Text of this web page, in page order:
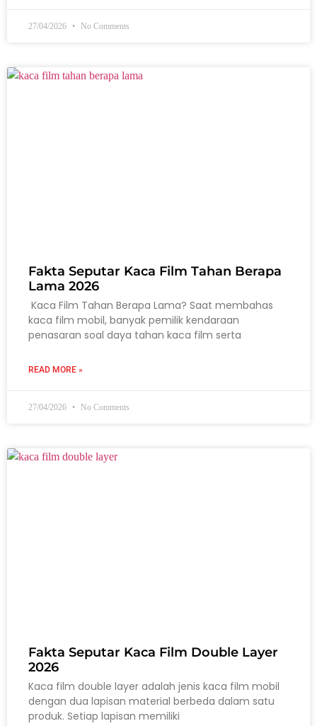
27/04/2026 No Comments
Fakta Seputar Kaca Film Tahan Berapa
Lama 2026
Kaca Film Tahan Berapa Lama? Saat membahas
kaca film mobil, banyak pemilik kendaraan
penasaran soal daya tahan kaca film serta
READ MORE »
27/04/2026 No Comments
Fakta Seputar Kaca Film Double Layer
2026
Kaca film double layer adalah jenis kaca film mobil
dengan dua lapisan material berbeda dalam satu
produk. Setiap lapisan memiliki